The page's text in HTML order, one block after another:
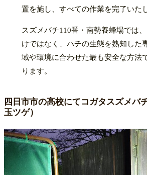
置を施し、すべての作業を完了いた
スズメバチ110番・南勢養蜂場では
けではなく、ハチの生態を熟知した
域や環境に合わせた最も安全な方法
ります。
四日市市の高校にてコガタスズメバ
玉ツゲ）